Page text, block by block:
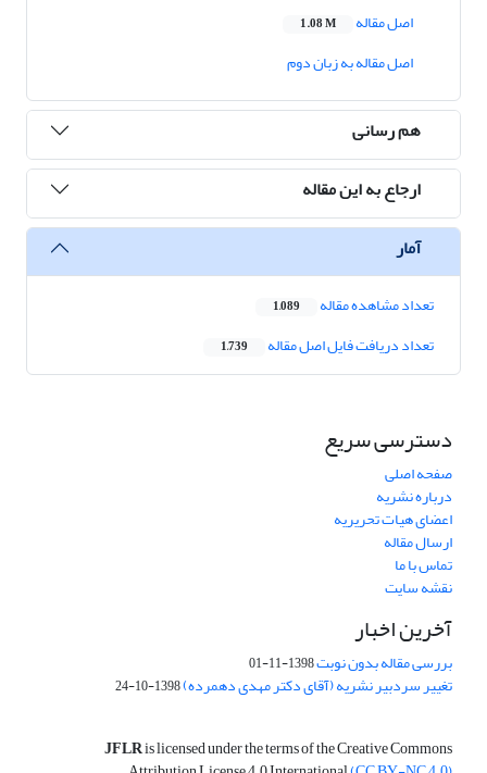
اصل مقاله
1.08 M
اصل مقاله به زبان دوم
هم رسانی
ارجاع به این مقاله
آمار
تعداد مشاهده مقاله 1,089
تعداد دریافت فایل اصل مقاله 1,739
دسترسی سریع
صفحه اصلی
درباره نشریه
اعضای هیات تحریریه
ارسال مقاله
تماس با ما
نقشه سایت
آخرین اخبار
بررسی مقاله بدون نوبت1398-11-01
تغییر سردبیر نشریه (آقای دکتر مهدی دهمرده)1398-10-24
JFLRis licensed under the terms of the Creative Commons